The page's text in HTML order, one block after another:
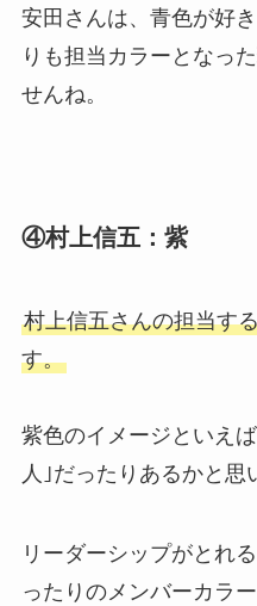
安田さんは、青色が好
りも担当カラーとなっ
せんね。
④村上信五：紫
村上信五さんの担当す
す。
紫色のイメージといえ
人｣だったりあるかと思
リーダーシップがとれ
ったりのメンバーカラー